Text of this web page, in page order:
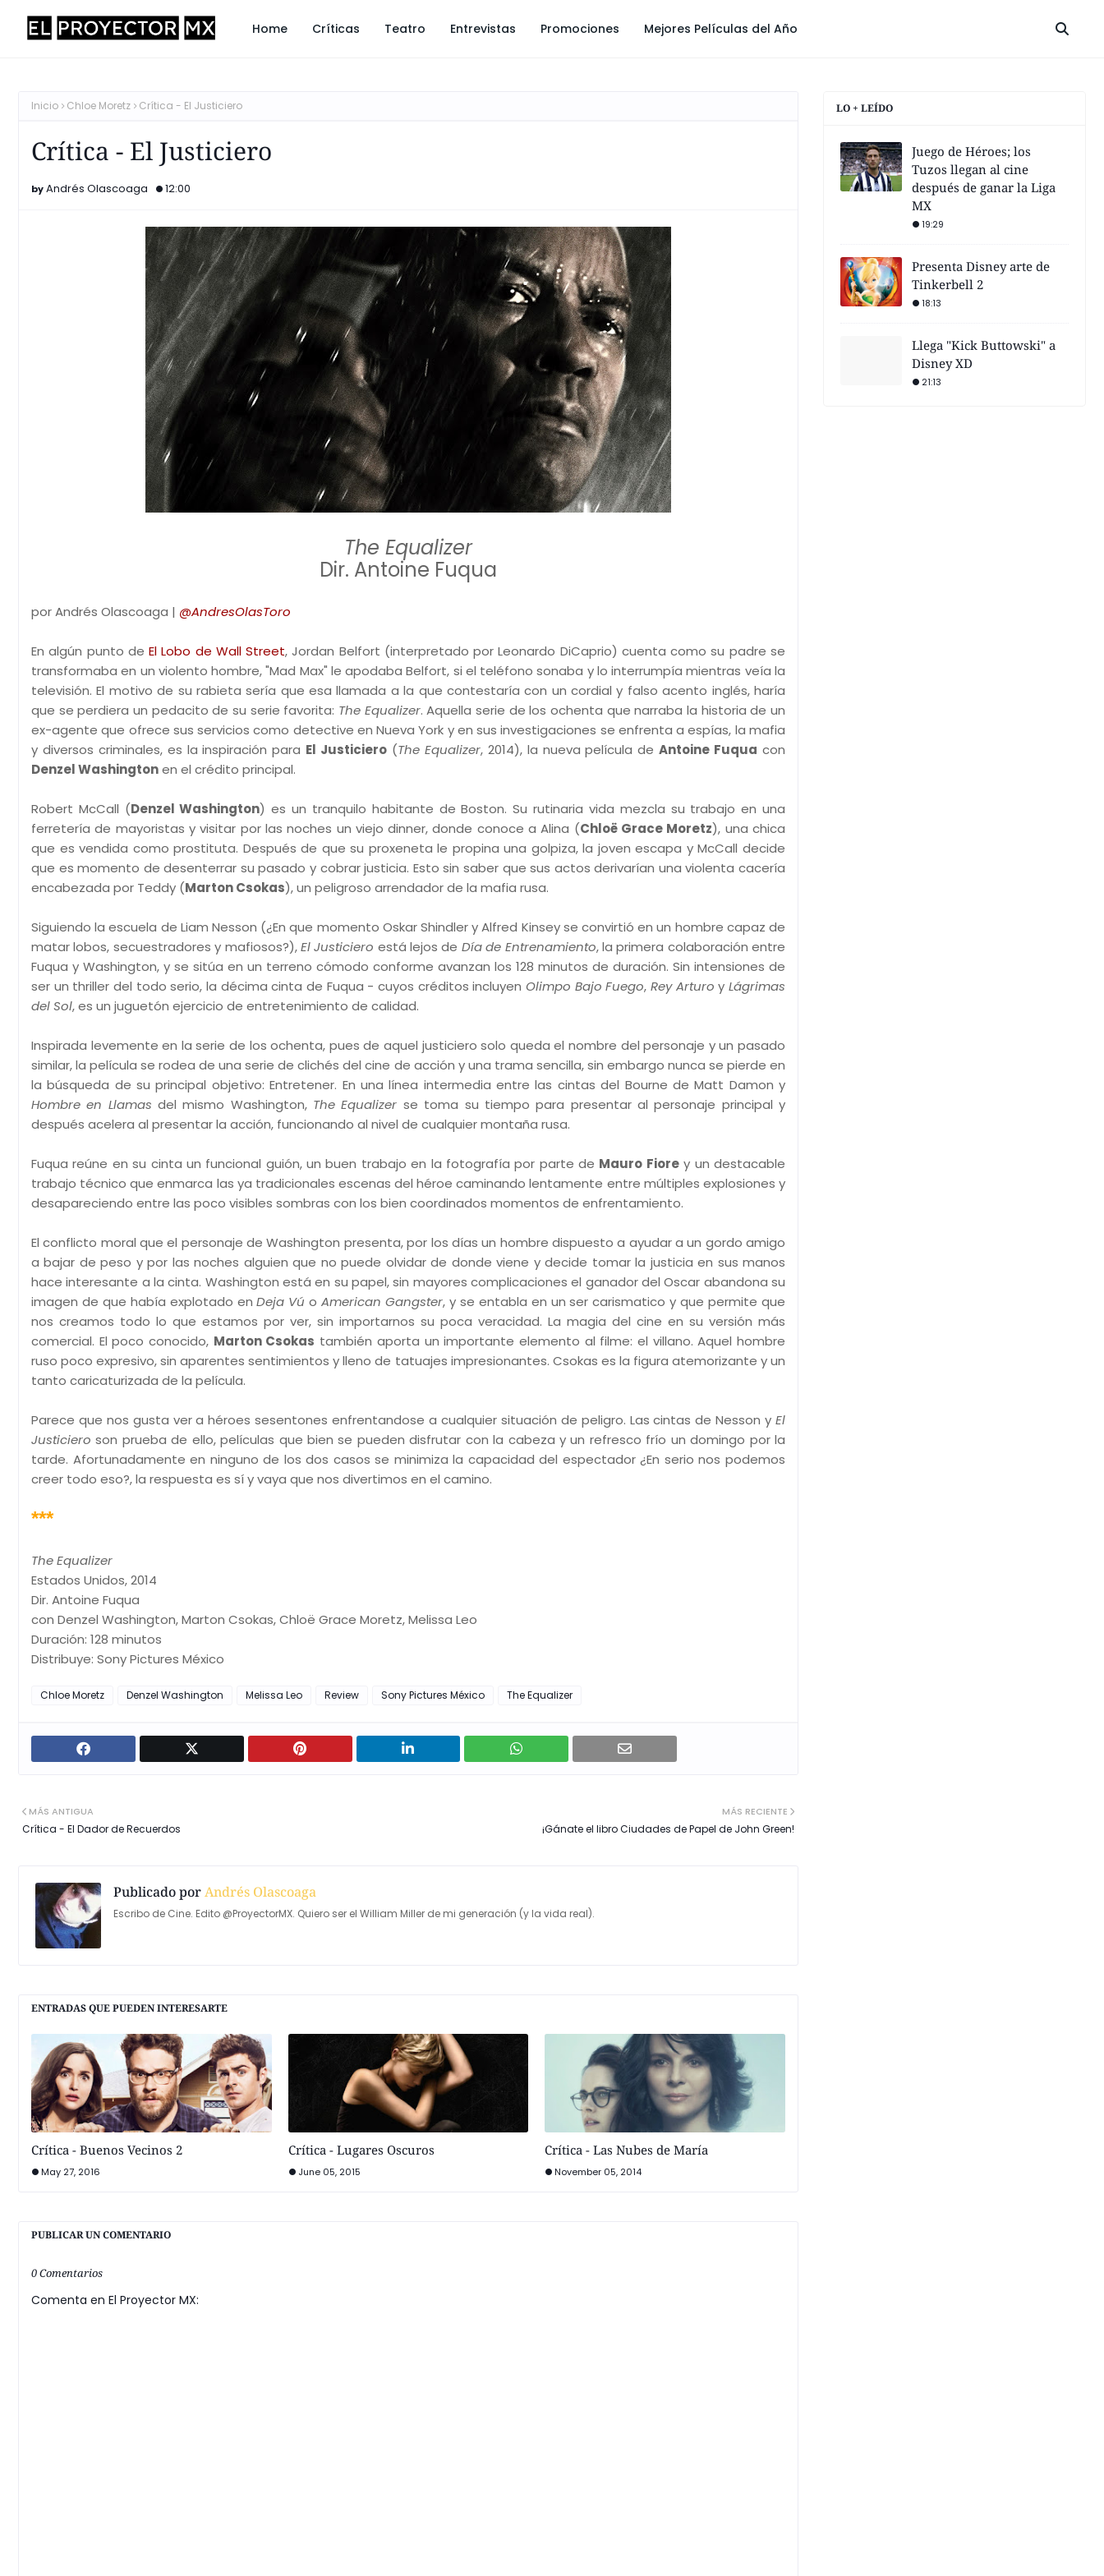
Home Críticas Teatro Entrevistas Promociones Mejores Películas del Año
Inicio Chloe Moretz Crítica - El Justiciero
Crítica - El Justiciero
Andrés Olascoaga 12:00
The Equalizer
Dir. Antoine Fuqua
por Andrés Olascoaga | @AndresOlasToro
En algún punto deEl Lobo de Wall Street, Jordan Belfort (interpretado por Leonardo DiCaprio) cuenta como su padre se
transformaba en un violento hombre, "Mad Max" le apodaba Belfort, si el teléfono sonaba y lo interrumpía mientras veía la
televisión. El motivo de su rabieta sería que esa llamada a la que contestaría con un cordial y falso acento inglés, haría
que se perdiera un pedacito de su serie favorita: The Equalizer. Aquella serie de los ochenta que narraba la historia de un
ex-agente que ofrece sus servicios como detective en Nueva York y en sus investigaciones se enfrenta a espías, la mafia
y diversos criminales, es la inspiración para El Justiciero (The Equalizer, 2014), la nueva película deAntoine Fuqua con
Denzel Washingtonen el crédito principal.
Robert McCall (Denzel Washington) es un tranquilo habitante de Boston. Su rutinaria vida mezcla su trabajo en una
ferretería de mayoristas y visitar por las noches un viejo dinner, donde conoce a Alina (Chloë Grace Moretz), una chica
que es vendida como prostituta. Después de que su proxeneta le propina una golpiza, la joven escapa y McCall decide
que es momento de desenterrar su pasado y cobrar justicia. Esto sin saber que sus actos derivarían una violenta cacería
encabezada por Teddy (Marton Csokas), un peligroso arrendador de la mafia rusa.
Siguiendo la escuela de Liam Nesson (¿En que momento Oskar Shindler y Alfred Kinsey se convirtió en un hombre capaz de
matar lobos, secuestradores y mafiosos?),El Justiciero está lejos de Día de Entrenamiento, la primera colaboración entre
Fuqua y Washington, y se sitúa en un terreno cómodo conforme avanzan los 128 minutos de duración. Sin intensiones de
ser un thriller del todo serio, la décima cinta de Fuqua - cuyos créditos incluyen Olimpo Bajo Fuego,Rey ArturoyLágrimas
del Sol, es un juguetón ejercicio de entretenimiento de calidad.
Inspirada levemente en la serie de los ochenta, pues de aquel justiciero solo queda el nombre del personaje y un pasado
similar, la película se rodea de una serie de clichés del cine de acción y una trama sencilla, sin embargo nunca se pierde en
la búsqueda de su principal objetivo: Entretener. En una línea intermedia entre las cintas del Bourne de Matt Damon y
Hombre en Llamas del mismo Washington, The Equalizer se toma su tiempo para presentar al personaje principal y
después acelera al presentar la acción, funcionando al nivel de cualquier montaña rusa.
Fuqua reúne en su cinta un funcional guión, un buen trabajo en la fotografía por parte de Mauro Fiorey un destacable
trabajo técnico que enmarca las ya tradicionales escenas del héroe caminando lentamente entre múltiples explosiones y
desapareciendo entre las poco visibles sombras con los bien coordinados momentos de enfrentamiento.
El conflicto moral que el personaje de Washington presenta, por los días un hombre dispuesto a ayudar a un gordo amigo
a bajar de peso y por las noches alguien que no puede olvidar de donde viene y decide tomar la justicia en sus manos
hace interesante a la cinta. Washington está en su papel, sin mayores complicaciones el ganador del Oscar abandona su
imagen de que había explotado enDeja VúoAmerican Gangster, y se entabla en un ser carismatico y que permite que
nos creamos todo lo que estamos por ver, sin importarnos su poca veracidad. La magia del cine en su versión más
comercial. El poco conocido, Marton Csokas también aporta un importante elemento al filme: el villano. Aquel hombre
ruso poco expresivo, sin aparentes sentimientos y lleno de tatuajes impresionantes. Csokas es la figura atemorizante y un
tanto caricaturizada de la película.
Parece que nos gusta ver a héroes sesentones enfrentandose a cualquier situación de peligro. Las cintas de Nesson y El
Justiciero son prueba de ello, películas que bien se pueden disfrutar con la cabeza y un refresco frío un domingo por la
tarde. Afortunadamente en ninguno de los dos casos se minimiza la capacidad del espectador ¿En serio nos podemos
creer todo eso?, la respuesta es sí y vaya que nos divertimos en el camino.
***
The Equalizer
Estados Unidos, 2014
Dir. Antoine Fuqua
con Denzel Washington, Marton Csokas, Chloë Grace Moretz, Melissa Leo
Duración: 128 minutos
Distribuye: Sony Pictures México
Chloe Moretz Denzel Washington Melissa Leo Review Sony Pictures México The Equalizer
MÁS RECIENTE
¡Gánate el libro Ciudades de Papel de John Green!
MÁS ANTIGUA
Crítica - El Dador de Recuerdos
Publicado porAndrés Olascoaga
Escribo de Cine. Edito @ProyectorMX. Quiero ser el William Miller de mi generación (y la vida real).
ENTRADAS QUE PUEDEN INTERESARTE
Crítica - Buenos Vecinos 2
May 27, 2016
Crítica - Lugares Oscuros
June 05, 2015
Crítica - Las Nubes de María
November 05, 2014
PUBLICAR UN COMENTARIO
0 Comentarios
Comenta en El Proyector MX:
LO + LEÍDO
Juego de Héroes; los
Tuzos llegan al cine
después de ganar la Liga
MX
19:29
Presenta Disney arte de
Tinkerbell 2
18:13
Llega "Kick Buttowski" a
Disney XD
21:13